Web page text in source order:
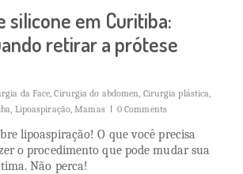
silicone em Curitiba:
retirar a prótese
da Face,Cirurgia do abdomen, Cirurgia plástica,
, Lipoaspiração,Mamas 0 Comments
lipoaspiração! O que você precisa
o procedimento que pode mudar sua
Não perca!